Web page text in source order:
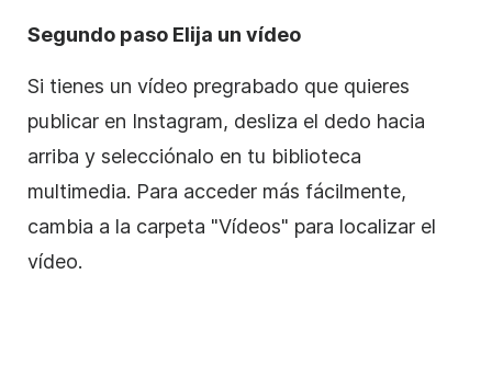
Segundo paso Elija un vídeo
Si tienes un vídeo pregrabado que quieres
publicar en Instagram, desliza el dedo hacia
arriba y selecciónalo en tu biblioteca
multimedia. Para acceder más fácilmente,
cambia a la carpeta "Vídeos" para localizar el
vídeo.